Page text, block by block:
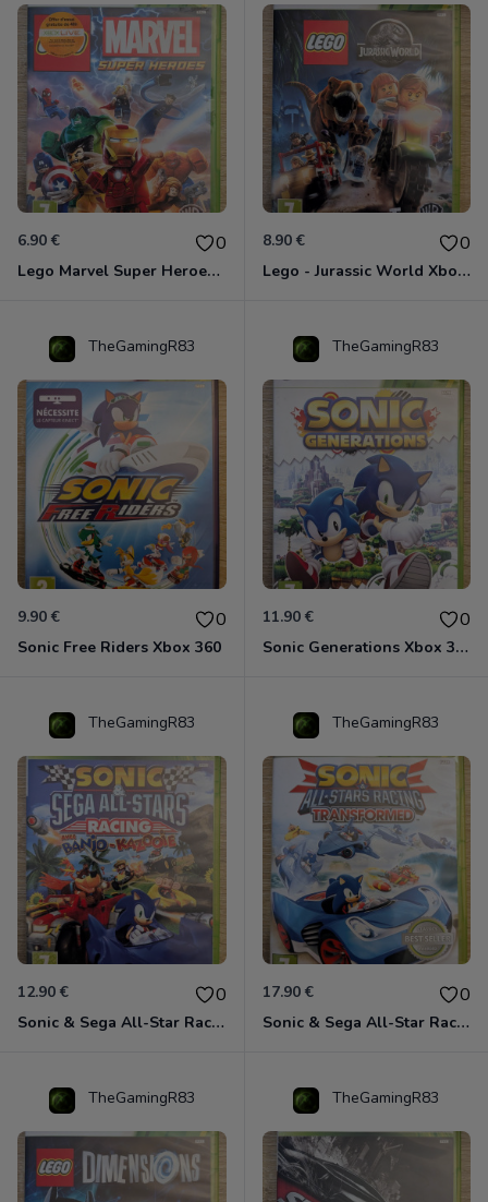
6.90 € 0
Lego Marvel Super Heroes Xbox 360
8.90 € 0
Lego - Jurassic World Xbox 360
TheGamingR83
9.90 € 0
Sonic Free Riders Xbox 360
TheGamingR83
11.90 € 0
Sonic Generations Xbox 360
TheGamingR83
12.90 € 0
Sonic & Sega All-Star Racing avec Banjo-Kazooie Xbox 360
TheGamingR83
17.90 € 0
Sonic & Sega All-Star Racing - Transformed Xbox 360
TheGamingR83 TheGamingR83